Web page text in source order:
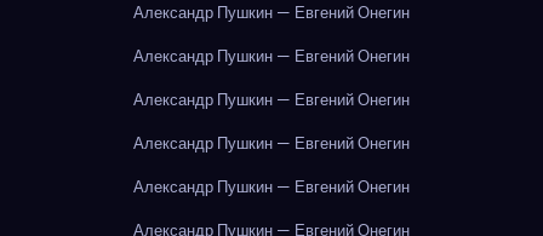
Александр Пушкин — Евгений Онегин
Александр Пушкин — Евгений Онегин
Александр Пушкин — Евгений Онегин
Александр Пушкин — Евгений Онегин
Александр Пушкин — Евгений Онегин
Александр Пушкин — Евгений Онегин